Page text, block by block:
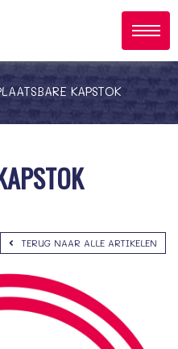
KAPSTOK
TERUG NAAR ALLE ARTIKELEN